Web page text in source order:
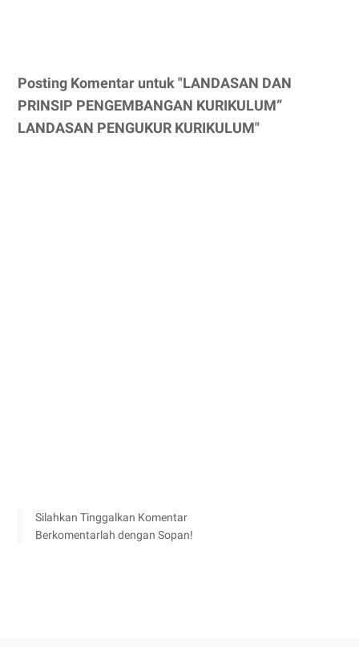
Posting Komentar untuk "LANDASAN DAN
PRINSIP PENGEMBANGAN KURIKULUM”
LANDASAN PENGUKUR KURIKULUM"
Silahkan Tinggalkan Komentar
Berkomentarlah dengan Sopan!